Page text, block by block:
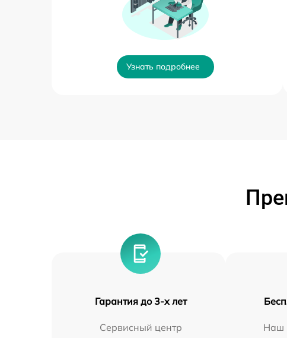
Узнать подробнее
Гарантия до 3-х лет
Сервисный центр
Наш